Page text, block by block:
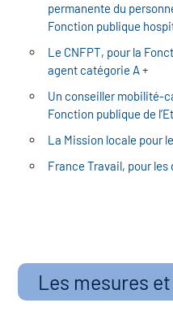
permanente du
Fonction publique
Le CNFPT, pour la
agent catégorie A +
Un conseiller mobilité-
Fonction publique de
La Mission locale pour
France Travail, pour les
Les mesures